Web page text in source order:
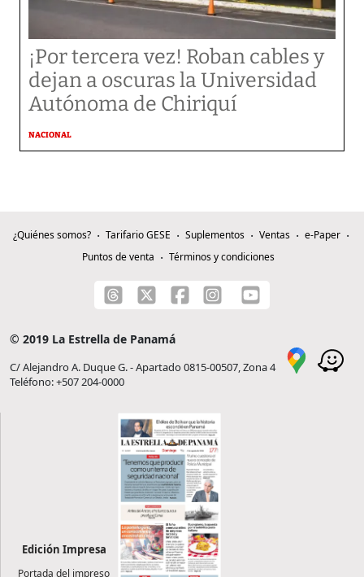
¡Por tercera vez! Roban cables y
dejan a oscuras la Universidad
Autónoma de Chiriquí
NACIONAL
¿Quiénes somos? Tarifario GESE Suplementos Ventas
e-Paper
Puntos de venta
Términos y condiciones
© 2019 La Estrella de Panamá
C/ Alejandro A. Duque G. - Apartado 0815-00507, Zona 4
Teléfono: +507 204-0000
Edición Impresa
Portada del impreso